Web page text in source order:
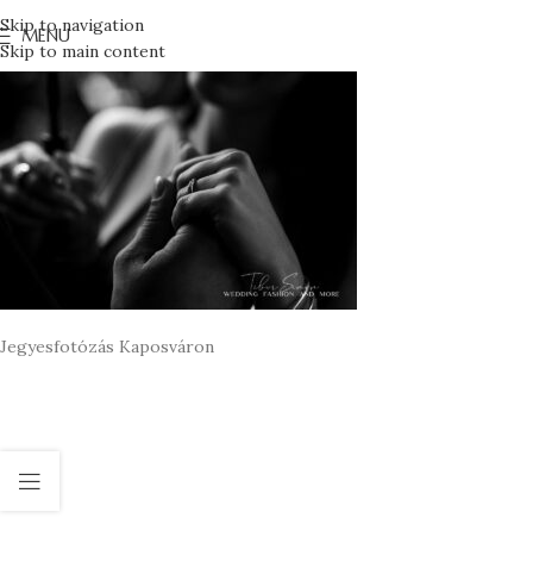
Skip to navigation
Skip to main content
MENU
Jegyesfotózás Kaposváron